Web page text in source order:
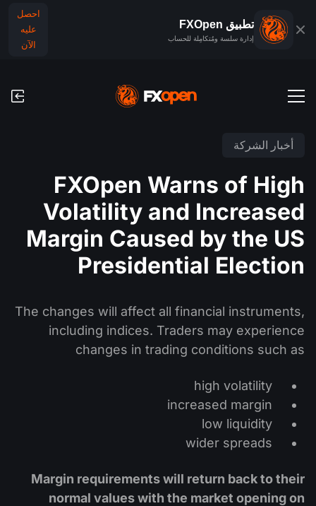
تطبيق FXOpen
إدارة سلسة ومُتكامِلة للحساب
احصل
عليه
الآن
الحساب التجريبي للفوركس
العمولات ورسوم التبييت (السواب)
عمليات الدفع
عمليات الإيداع والسحب
الفوركس
المؤشرات
السلع
التداول في صناديق الإستثمار المتداولة (ETF)
العملات الرقمية
منصَّات التداوُل
TickTrader
مقارنة
تطبيق FXOpen
iOS FXOpen App
المُخدِّم الافتراضي الخاص (VPS)
التقويم الاقتصادي
تقويم توزيعات الأرباح
منتدى الفوركس
مركز المساعدة
ما هو تداوُل عقود الفروقات (CFD)؟
ما هو التداوُل عبر شبكة الاتصالات الإلكترونية (ECN)؟
ما هو وسيط الفوركس؟
لماذا نحن؟
اتصل بنا
أخبار الشركة
FXOpen Warns of High
Volatility and Increased
Margin Caused by the US
Presidential Election
The changes will affect all financial instruments,
including indices. Traders may experience
changes in trading conditions such as
high volatility
increased margin
low liquidity
wider spreads
Margin requirements will return back to their
normal values with the market opening on